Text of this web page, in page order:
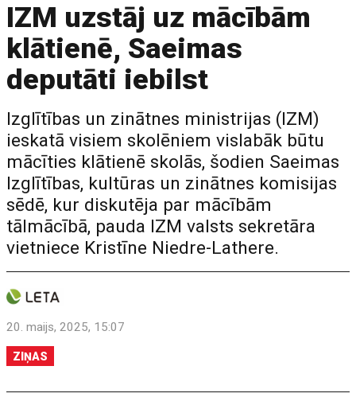
IZM uzstāj uz mācībām
klātienē, Saeimas
deputāti iebilst
Izglītības un zinātnes ministrijas (IZM)
ieskatā visiem skolēniem vislabāk būtu
mācīties klātienē skolās, šodien Saeimas
Izglītības, kultūras un zinātnes komisijas
sēdē, kur diskutēja par mācībām
tālmācībā, pauda IZM valsts sekretāra
vietniece Kristīne Niedre-Lathere.
20. maijs, 2025, 15:07
ZIŅAS